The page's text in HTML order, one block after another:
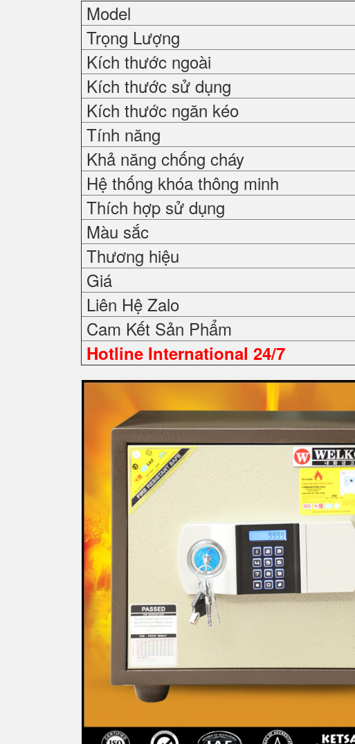
Model
Trọng Lượng
Kích thước ngoài
Kích thước sử dụng
Kích thước ngăn kéo
Tính năng
Khả năng chống cháy
Hệ thống khóa thông minh
Thích hợp sử dụng
Màu sắc
Thương hiệu
Giá
Liên Hệ Zalo
Cam Kết Sản Phẩm
Hotline International 24/7